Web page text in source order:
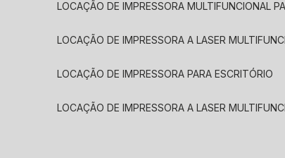
LOCAÇÃO DE IMPRESSORA MULTIFUNCIONAL
LOCAÇÃO DE IMPRESSORA A LASER
LOCAÇÃO DE IMPRESSORA PARA ESCRITÓRIO
LOCAÇÃO DE IMPRESSORA A LASER